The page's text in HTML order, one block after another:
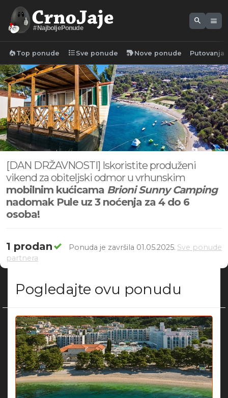
#NajboljePonude
search menu
local_fire_department Top ponude format_list_bulleted Sve ponude new_label Nove ponude Putovanja
[DAN DRŽAVNOSTI] Iskoristite produženi
vikend za obiteljski odmor u vrhunskim
mobilnim kućicama Brioni Sunny Camping
nadomak Pule uz 3 noćenja za 4 do 6
osoba!
1 prodan Ponuda je završila 01.05.2025. Sve ponude
partnera
Pogledajte ovu ponudu